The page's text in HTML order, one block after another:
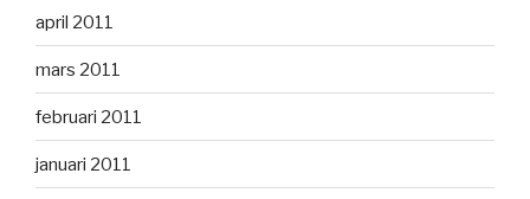
april 2011
mars 2011
februari 2011
januari 2011